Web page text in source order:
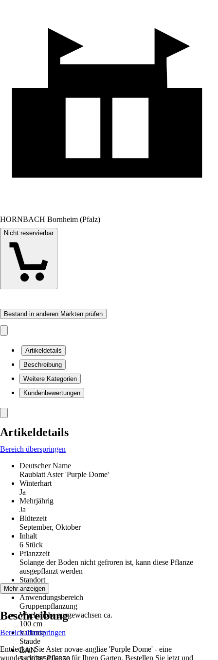
HORNBACH Bornheim (Pfalz)
Nicht reservierbar
Bestand in anderen Märkten prüfen
Artikeldetails
Beschreibung
Weitere Kategorien
Kundenbewertungen
Artikeldetails
Bereich überspringen
Deutscher Name
Raublatt Aster 'Purple Dome'
Winterhart
Ja
Mehrjährig
Ja
Blütezeit
September, Oktober
Inhalt
6 Stück
Pflanzzeit
Solange der Boden nicht gefroren ist, kann diese Pflanze
ausgepflanzt werden
Standort
Sonne
Anwendungsbereich
Gruppenpflanzung
Wuchshöhe ausgewachsen ca.
100 cm
Variante
Staude
EAN
Mehr anzeigen
Beschreibung
Bereich überspringen
Entdecken Sie Aster novae-angliae 'Purple Dome' - eine
wunderschöne Pflanze für Ihren Garten. Bestellen Sie jetzt und